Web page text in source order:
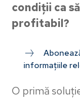
condiții ca
profitabil?
informațiile
O primă